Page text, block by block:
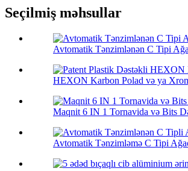
Seçilmiş məhsullar
Avtomatik Tənzimlənən C Tipi
HEXON Karbon Polad və ya
Maqnit 6 IN 1 Tornavida və Bits
Avtomatik Tənzimləmə C Tipi